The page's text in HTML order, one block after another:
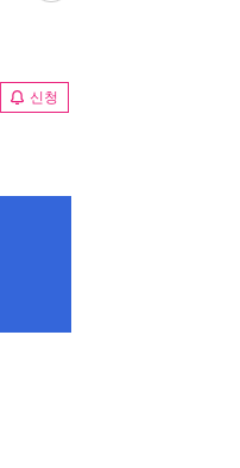
신청